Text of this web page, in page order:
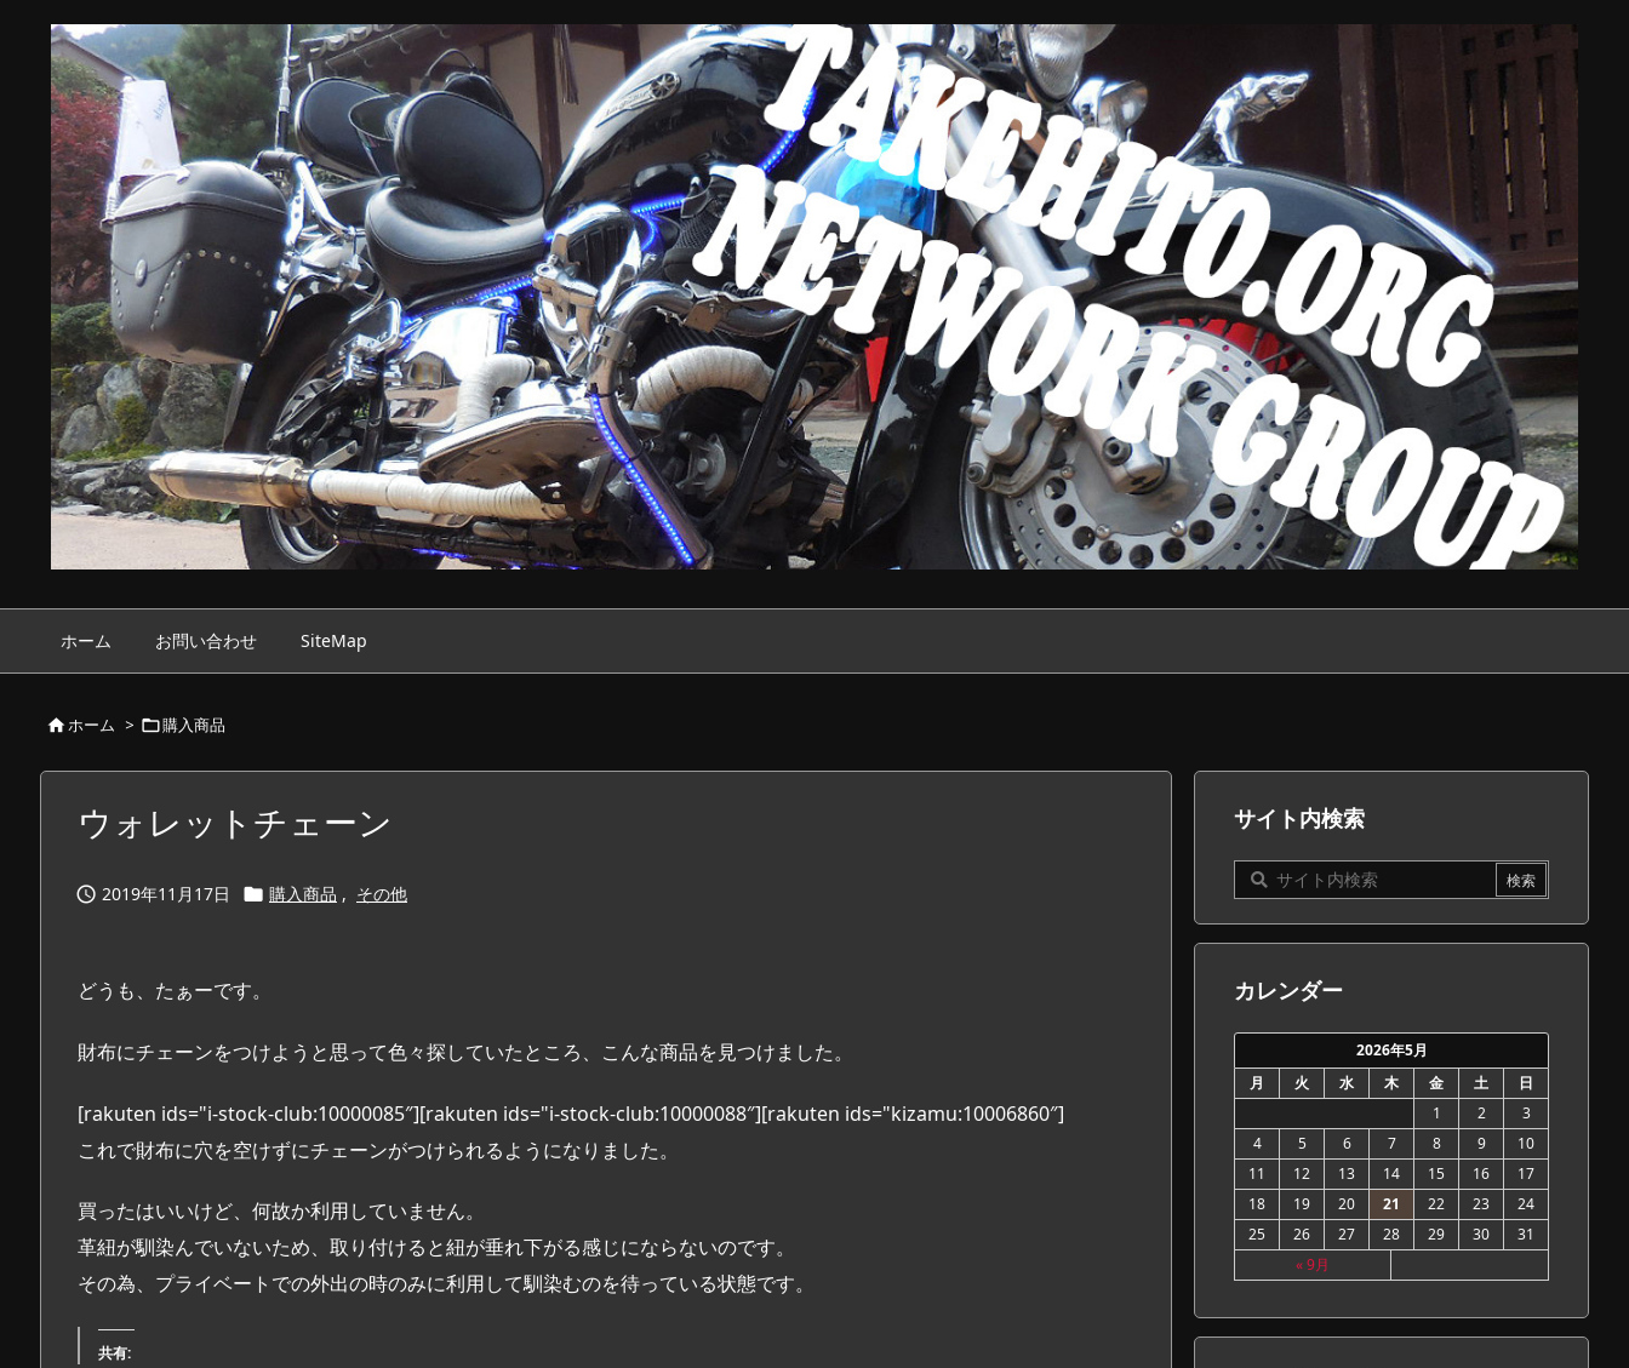
ホーム お問い合わせ SiteMap
ホーム > 購入商品
ウォレットチェーン
 2019年11月17日  購入商品 , その他
どうも、たぁーです。
財布にチェーンをつけようと思って色々探していたところ、こんな商品を見つけました。
[rakuten ids="i-stock-club:10000085″][rakuten ids="i-stock-club:10000088″][rakuten ids="kizamu:10006860″]
これで財布に穴を空けずにチェーンがつけられるようになりました。
買ったはいいけど、何故か利用していません。
革紐が馴染んでいないため、取り付けると紐が垂れ下がる感じにならないのです。
その為、プライベートでの外出の時のみに利用して馴染むのを待っている状態です。
共有:
サイト内検索
カレンダー
2026年5月
月
火 水 木 金 土
日
1
2
3
4
5 6 7 8 9
10
11
12 13 14 15 16
17
18
19 20 21 22 23
24
25
26 27 28 29 30
31
« 9月